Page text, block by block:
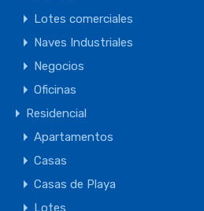
Lotes comerciales
Naves Industriales
Negocios
Oficinas
Residencial
Apartamentos
Casas
Casas de Playa
Lotes